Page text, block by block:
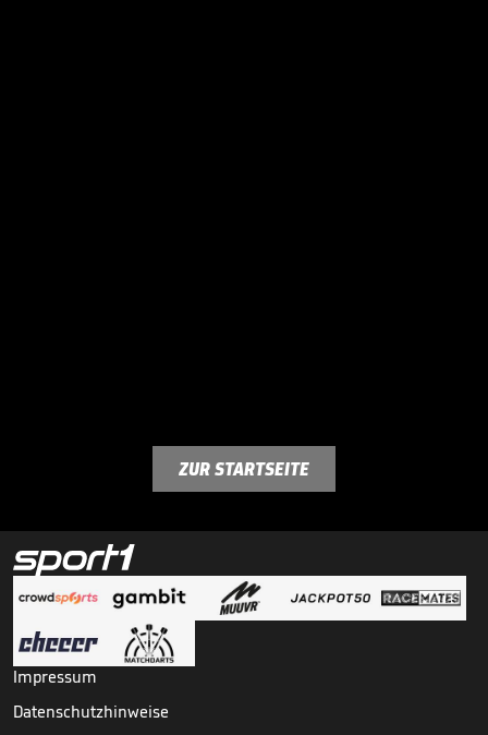
ZUR STARTSEITE
Impressum
Datenschutzhinweise